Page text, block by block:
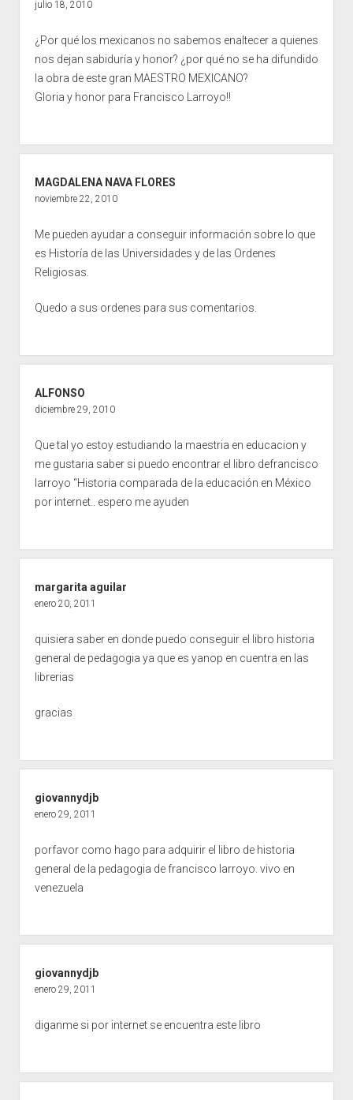
julio 18, 2010
¿Por qué los mexicanos no sabemos enaltecer a quienes
nos dejan sabiduría y honor? ¿por qué no se ha difundido
la obra de este gran MAESTRO MEXICANO?
Gloria y honor para Francisco Larroyo!!
MAGDALENA NAVA FLORES
noviembre 22, 2010
Me pueden ayudar a conseguir información sobre lo que
es Historía de las Universidades y de las Ordenes
Religiosas.
Quedo a sus ordenes para sus comentarios.
ALFONSO
diciembre 29, 2010
Que tal yo estoy estudiando la maestria en educacion y
me gustaria saber si puedo encontrar el libro defrancisco
larroyo “Historia comparada de la educación en México
por internet.. espero me ayuden
margarita aguilar
enero 20, 2011
quisiera saber en donde puedo conseguir el libro historia
general de pedagogia ya que es yanop en cuentra en las
librerias
gracias
giovannydjb
enero 29, 2011
porfavor como hago para adquirir el libro de historia
general de la pedagogia de francisco larroyo. vivo en
venezuela
giovannydjb
enero 29, 2011
diganme si por internet se encuentra este libro